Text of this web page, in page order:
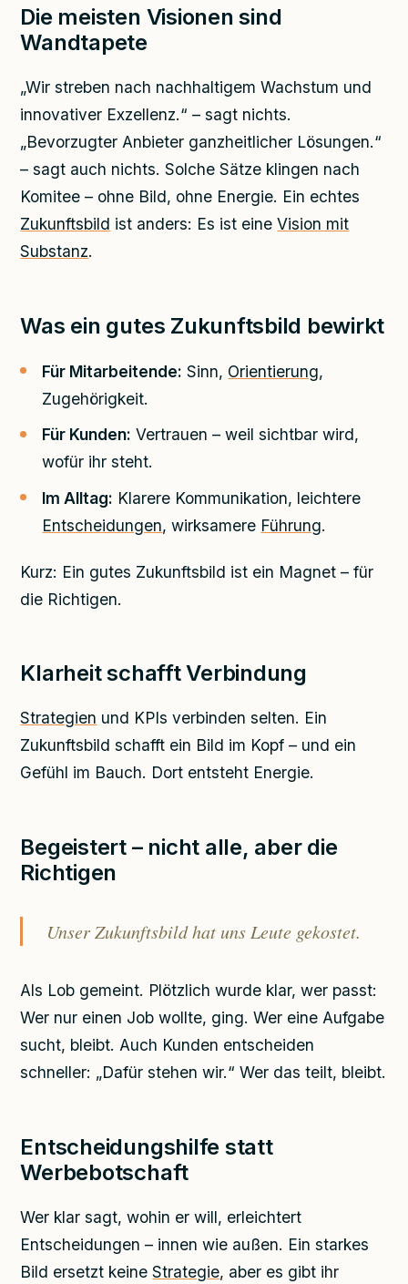
Die meisten Visionen sind
Wandtapete
„Wir streben nach nachhaltigem Wachstum und
innovativer Exzellenz.“ – sagt nichts.
„Bevorzugter Anbieter ganzheitlicher Lösungen.“
– sagt auch nichts. Solche Sätze klingen nach
Komitee – ohne Bild, ohne Energie. Ein echtes
Zukunftsbild ist anders: Es ist eineVision mit
Substanz.
Was ein gutes Zukunftsbild bewirkt
Für Mitarbeitende: Sinn, Orientierung,
Zugehörigkeit.
Für Kunden: Vertrauen – weil sichtbar wird,
wofür ihr steht.
Im Alltag: Klarere Kommunikation, leichtere
Entscheidungen, wirksamere Führung.
Kurz: Ein gutes Zukunftsbild ist ein Magnet – für
die Richtigen.
Klarheit schafft Verbindung
Strategien und KPIs verbinden selten. Ein
Zukunftsbild schafft ein Bild im Kopf – und ein
Gefühl im Bauch. Dort entsteht Energie.
Begeistert – nicht alle, aber die
Richtigen
Unser Zukunftsbild hat uns Leute gekostet.
Als Lob gemeint. Plötzlich wurde klar, wer passt:
Wer nur einen Job wollte, ging. Wer eine Aufgabe
sucht, bleibt. Auch Kunden entscheiden
schneller: „Dafür stehen wir.“ Wer das teilt, bleibt.
Entscheidungshilfe statt
Werbebotschaft
Wer klar sagt, wohin er will, erleichtert
Entscheidungen – innen wie außen. Ein starkes
Bild ersetzt keineStrategie, aber es gibt ihr